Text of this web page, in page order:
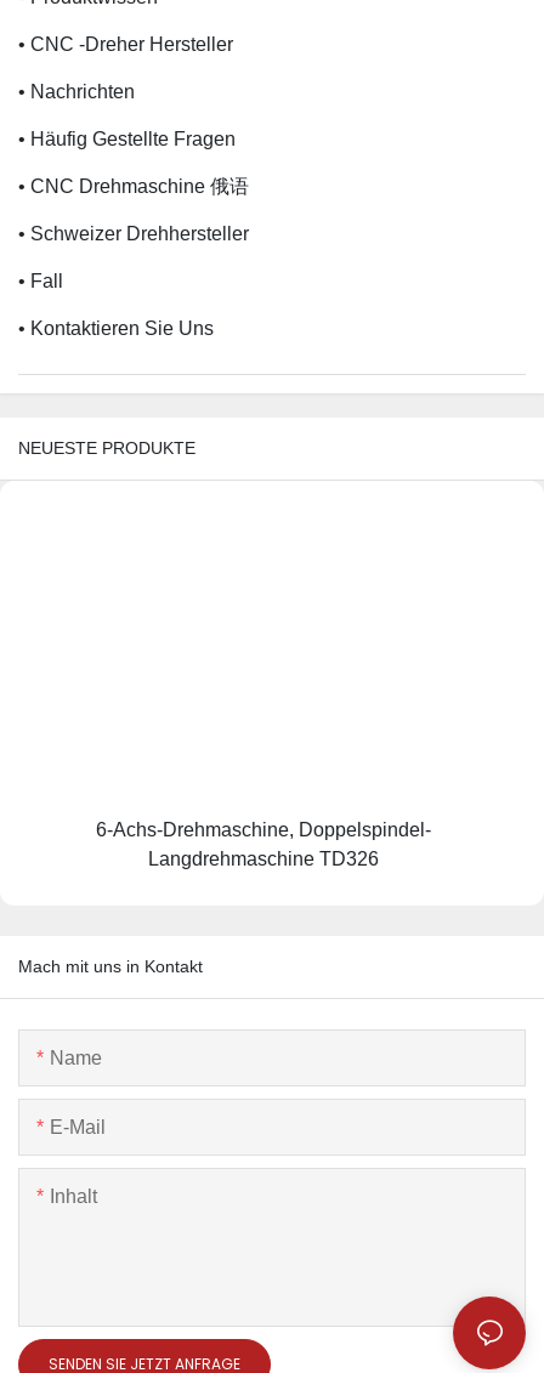
• CNC -Dreher Hersteller
• Nachrichten
• Häufig Gestellte Fragen
• CNC Drehmaschine 俄语
• Schweizer Drehhersteller
• Fall
• Kontaktieren Sie Uns
NEUESTE PRODUKTE
6-Achs-Drehmaschine, Doppelspindel-
Langdrehmaschine TD326
Mach mit uns in Kontakt
Name
E-Mail
Inhalt
SENDEN SIE JETZT ANFRAGE